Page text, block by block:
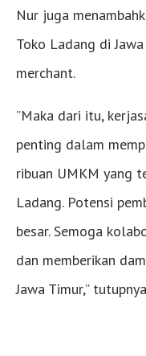
Nur juga
Toko Ladang di
merchant.
”Maka dari itu,
penting dalam
ribuan UMKM yang
Ladang. Potensi
besar. Semoga
dan memberikan
Jawa Timur,”